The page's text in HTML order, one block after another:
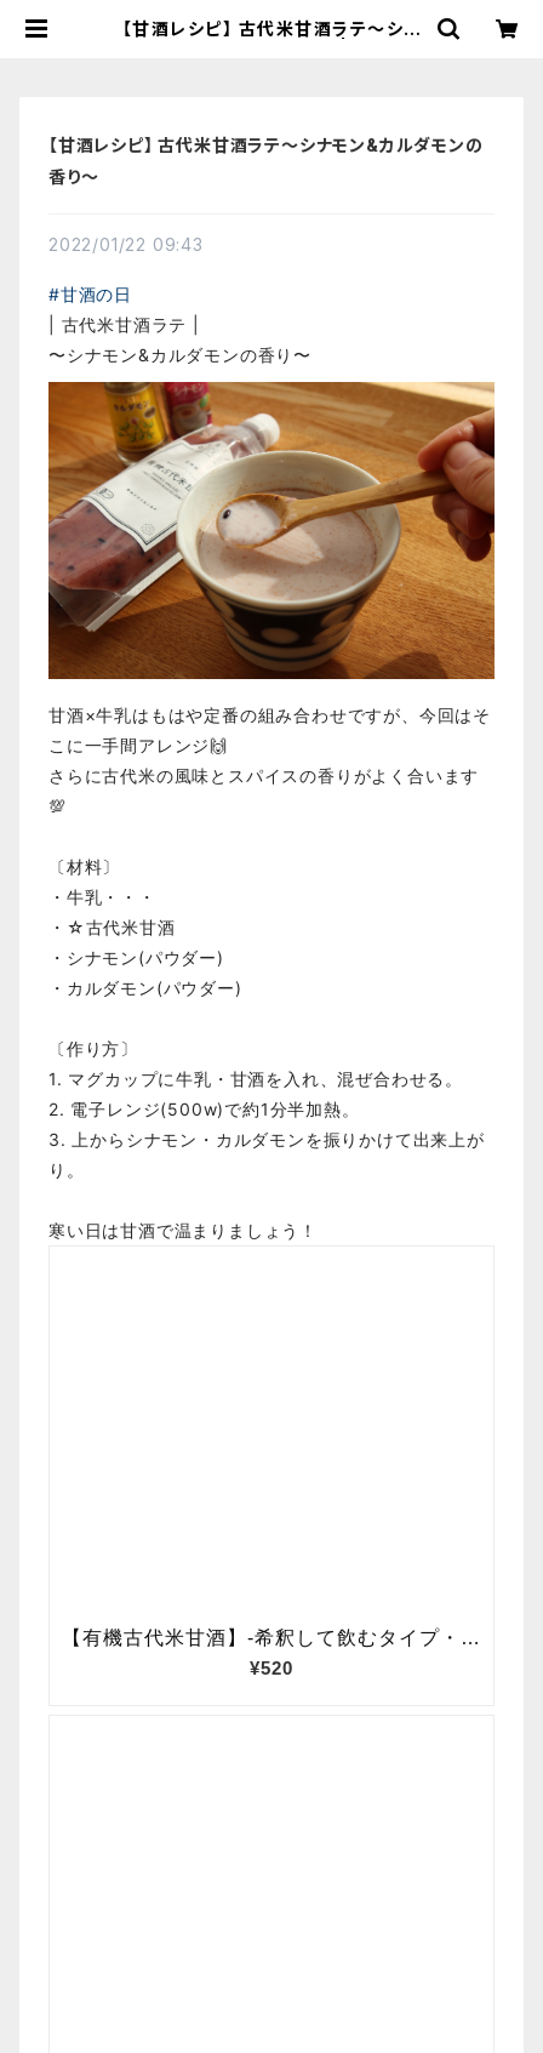
【甘酒レシピ】 古代米甘酒ラテ〜シナ
【甘酒レシピ】 古代米甘酒ラテ〜シナモン&カルダモンの
香り〜
2022/01/22 09:43
#甘酒の日
| 古代米甘酒ラテ |
〜シナモン&カルダモンの香り〜
甘酒×牛乳はもはや定番の組み合わせですが、今回はそ
こに一手間アレンジ🙌
さらに古代米の風味とスパイスの香りがよく合います
💯
〔材料〕
・牛乳・・・
・☆古代米甘酒
・シナモン(パウダー)
・カルダモン(パウダー)
〔作り方〕
1. マグカップに牛乳・甘酒を入れ、混ぜ合わせる。
2. 電子レンジ(500w)で約1分半加熱。
3. 上からシナモン・カルダモンを振りかけて出来上が
り。
寒い日は甘酒で温まりましょう！